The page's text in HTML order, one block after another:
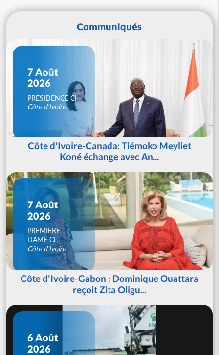
Communiqués
7 Août
2026
PRESIDENCE CI
Côte d'Ivoire
Côte d'Ivoire-Canada: Tiémoko Meyliet
Koné échange avec An...
7 Août
2026
PREMIERE
DAME CI
Côte d'Ivoire
Côte d'Ivoire-Gabon : Dominique Ouattara
reçoit Zita Oligu...
6 Août
2026